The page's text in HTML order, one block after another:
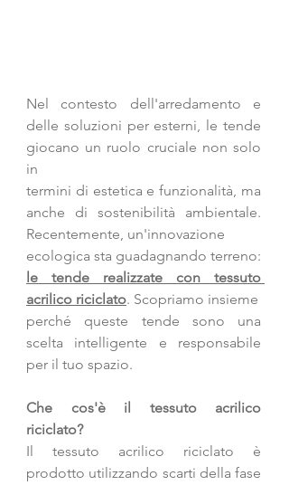
Nel contesto dell'arredamento e
delle soluzioni per esterni, le tende
giocano un ruolo cruciale non solo
in
termini di estetica e funzionalità, ma
anche di sostenibilità ambientale.
Recentemente, un'innovazione
le tende realizzate con tessuto
acrilico riciclato. Scopriamo insieme
perché queste tende sono una
scelta intelligente e responsabile
per il tuo spazio.
Che cos'è il tessuto acrilico
riciclato?
Il tessuto acrilico riciclato è
prodotto utilizzando scarti della fase